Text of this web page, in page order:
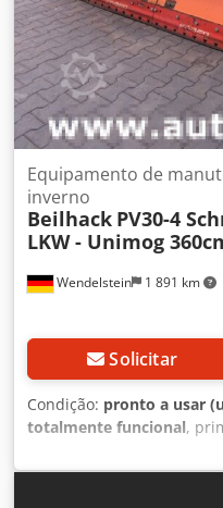
Wendelstein 1 891 km
Equipamento de
inverno
Beilhack PV30-4
LKW - Unimog
Solicitar
Condição: pronto a usar
totalmente funcional,
Ano de fabrico:2001,
PV30-4 + Ano de